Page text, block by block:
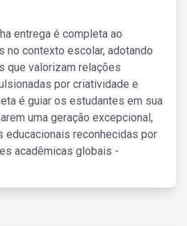
entrega é completa ao
no contexto escolar, adotando
que valorizam relações
por criatividade e
é guiar os estudantes em sua
uma geração excepcional,
educacionais reconhecidas por
acadêmicas globais -